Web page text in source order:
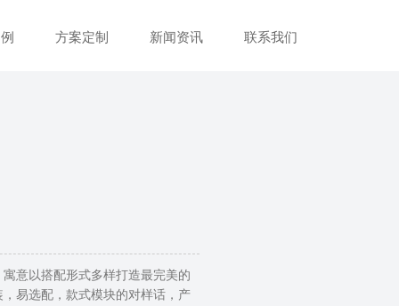
方案定制 新闻资讯 联系我们
意以搭配形式多样打造最完美的
易选配，款式模块的对样话，产